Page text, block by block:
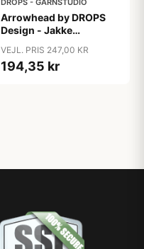
DROPS - GARNSTUDIO
Arrowhead by DROPS
Design - Jakke
XXXL
VEJL. PRIS 247,00 KR
194,35 kr